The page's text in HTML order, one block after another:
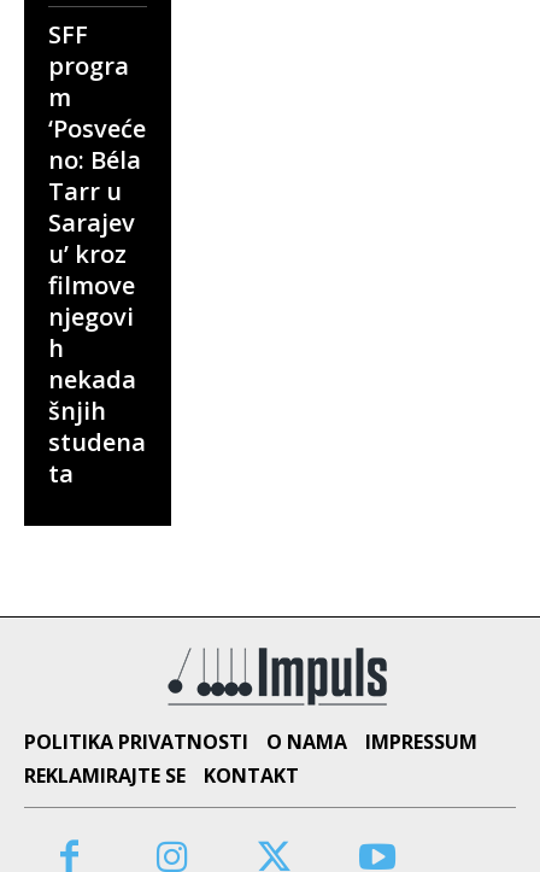
SFF
progra
m
‘Posveće
no: Béla
Tarr u
Sarajev
u’ kroz
filmove
njegovi
h
nekada
šnjih
studena
ta
POLITIKA PRIVATNOSTI O NAMA
IMPRESSUM
REKLAMIRAJTE SE
KONTAKT